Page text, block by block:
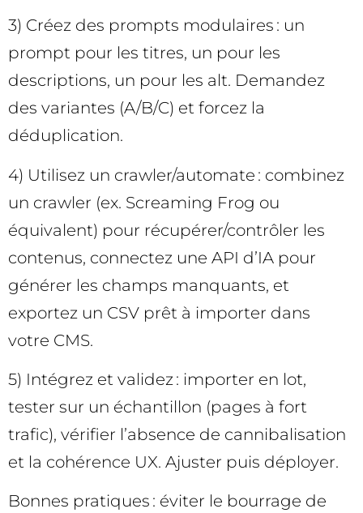
3) Créez des prompts modulaires : un
prompt pour les titres, un pour les
descriptions, un pour les alt. Demandez
des variantes (A/B/C) et forcez la
déduplication.
4) Utilisez un crawler/automate : combinez
un crawler (ex. Screaming Frog ou
équivalent) pour récupérer/contrôler les
contenus, connectez une API d’IA pour
générer les champs manquants, et
exportez un CSV prêt à importer dans
votre CMS.
5) Intégrez et validez : importer en lot,
tester sur un échantillon (pages à fort
trafic), vérifier l’absence de cannibalisation
et la cohérence UX. Ajuster puis déployer.
Bonnes pratiques : éviter le bourrage de